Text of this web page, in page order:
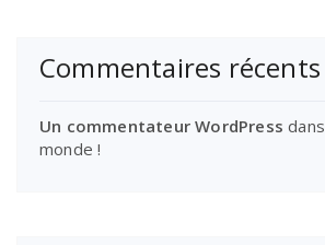
Commentaires récents
Un commentateur WordPress dans
monde !